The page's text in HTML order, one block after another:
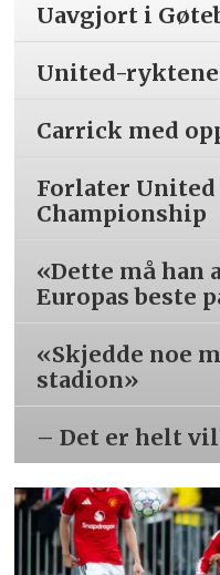
Uavgjort i
United-ryktene
Carrick med
Forlater
Championship
«Dette må han
Europas beste
«Skjedde noe
stadion»
– Det er helt